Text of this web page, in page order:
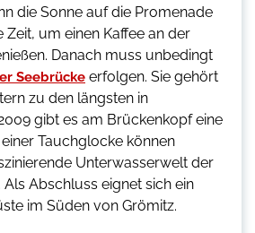
die Sonne auf die Promenade
Zeit, um einen Kaffee an der
Danach muss unbedingt
Seebrücke erfolgen. Sie gehört
zu den längsten in
gibt es am Brückenkopf eine
Tauchglocke können
Unterwasserwelt der
Abschluss eignet sich ein
im Süden von Grömitz.